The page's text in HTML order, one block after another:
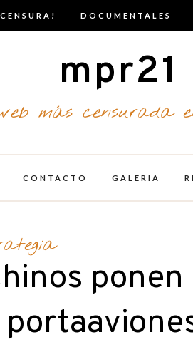
DOCUMENTALES
mpr21
más censurada
CONTACTO GALERIA
ponen